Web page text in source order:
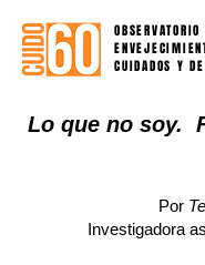
OBSERVATORIO
CUIDADOS Y
Lo que no soy.
Por
Investigadora